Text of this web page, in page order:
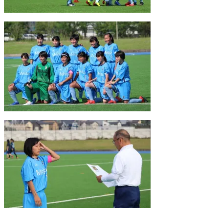
ウ
開
き
ま
す
)
さ
い
新
し
い
ウ
ィ
ン
ド
ウ
で
開
き
ま
す
)